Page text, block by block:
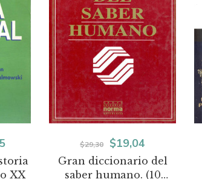
XX
El
precio
Gran diccionario del
saber humano. (10
$29,30
El
precio
$19,04
precio